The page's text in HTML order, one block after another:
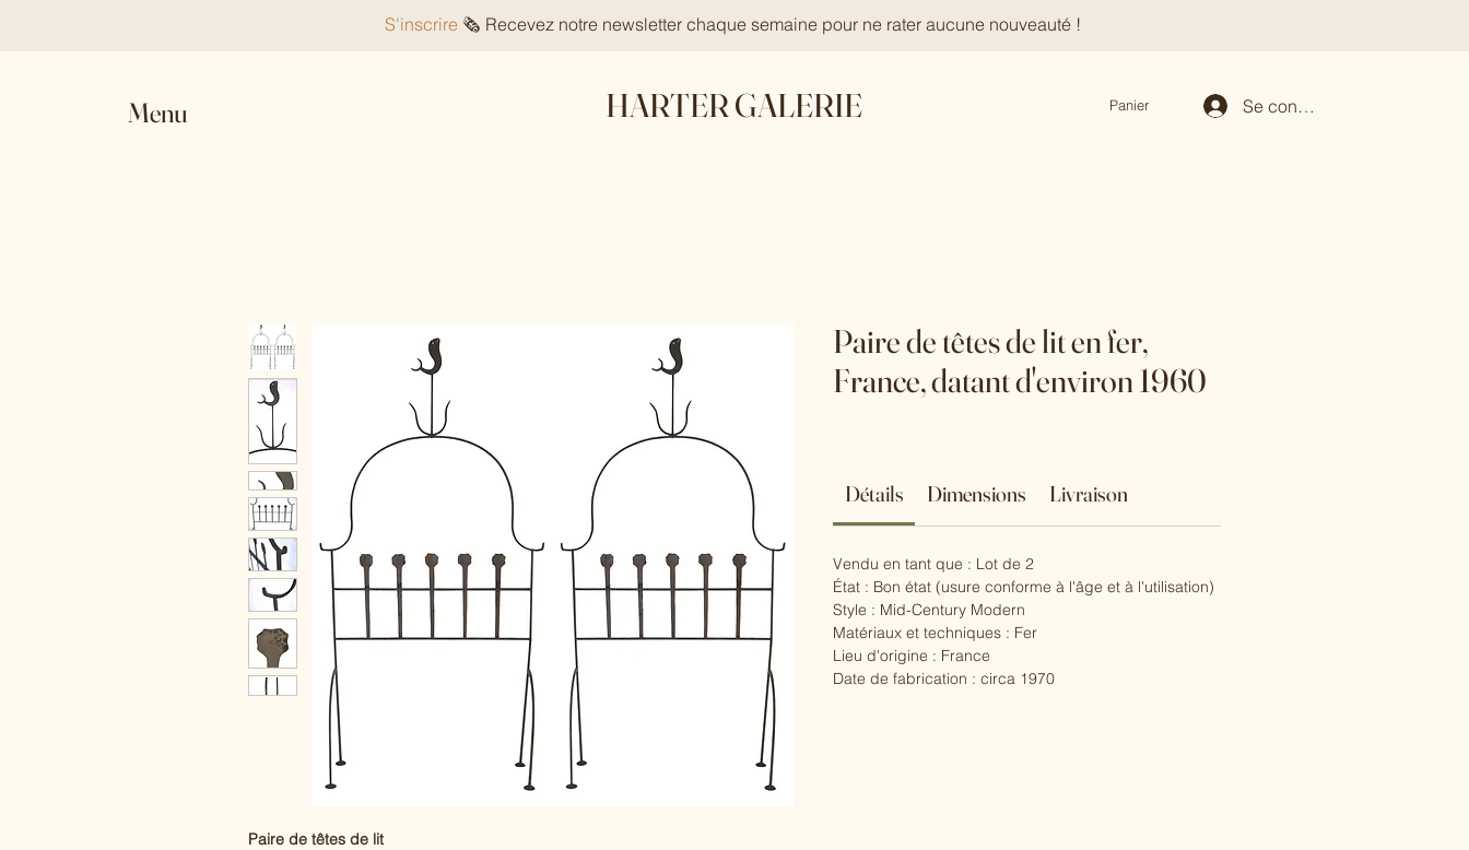
S'inscrire 🗞️ Recevez notre newsletter chaque semaine pour ne rater aucune nouveauté !
Menu HARTER GALERIE Panier Se connecter
Paire de têtes de lit
Paire de têtes de lit en fer,
France, datant d'environ 1960
Détails Dimensions Livraison
Vendu en tant que : Lot de 2
État : Bon état (usure conforme à l'âge et à l'utilisation)
Style : Mid-Century Modern
Matériaux et techniques : Fer
Lieu d'origine : France
Date de fabrication : circa 1970